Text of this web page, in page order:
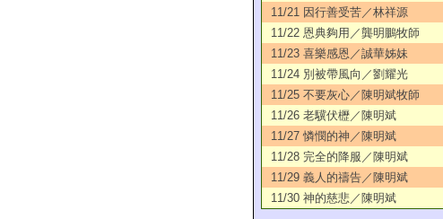
11/21 因行善受苦／林祥源
11/22 恩典夠用／龔明鵬牧師
11/23 喜樂感恩／誠華姊妹
11/24 別被帶風向／劉耀光
11/25 不要灰心／陳明斌牧師
11/26 老驥伏櫪／陳明斌
11/27 憐憫的神／陳明斌
11/28 完全的降服／陳明斌
11/29 義人的禱告／陳明斌
11/30 神的慈悲／陳明斌